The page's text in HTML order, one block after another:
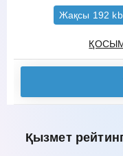
Жақсы 192
Қызмет